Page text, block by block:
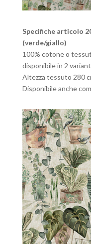
Specifiche articolo
(verde/giallo)
100% cotone o
disponibile in 2
Altezza tessuto 280
Disponibile anche